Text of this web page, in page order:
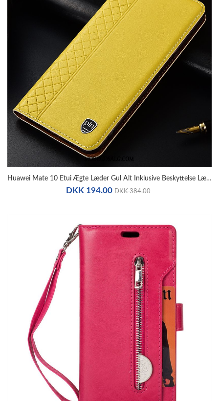
Huawei Mate 10 Etui Ægte Læder Gul Alt Inklusive Beskyttelse Lædertaske
DKK 194.00 DKK 384.00